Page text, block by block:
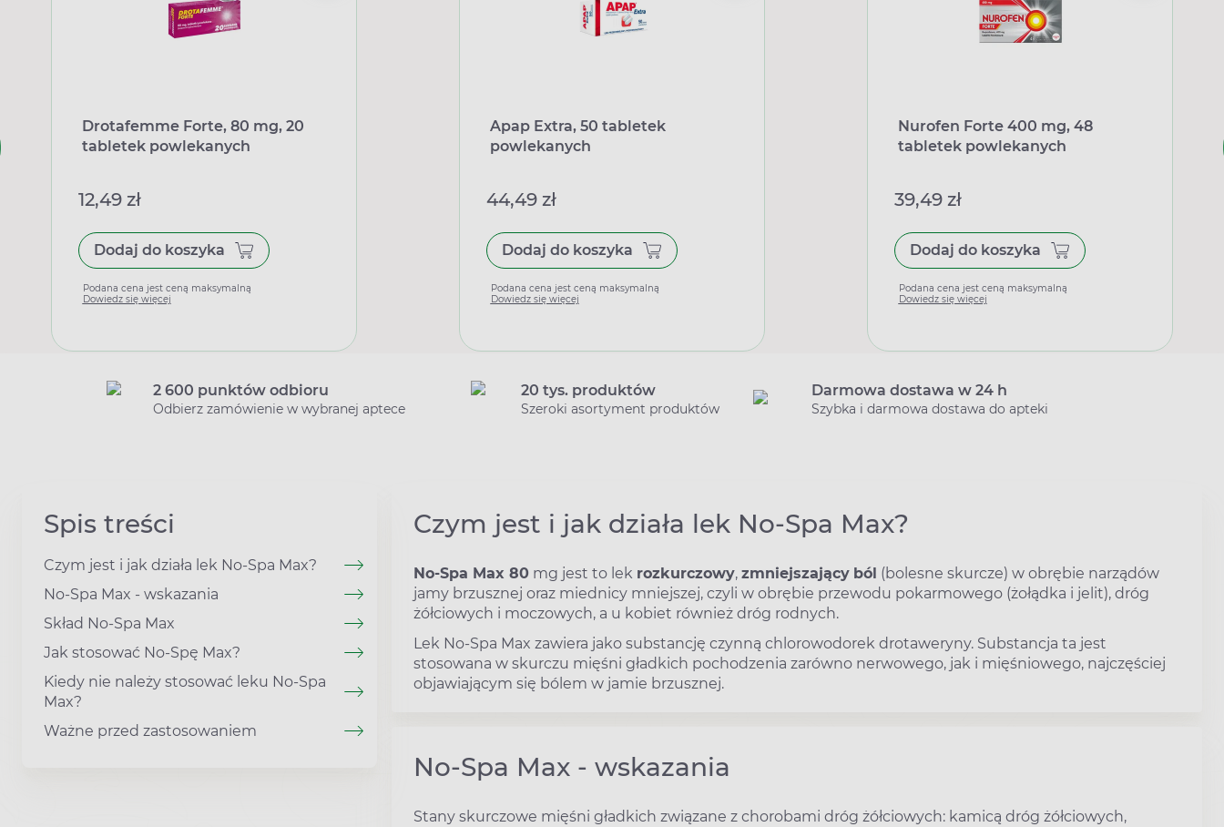
Drotafemme Forte, 80 mg, 20
tabletek powlekanych
12,49 zł
Dodaj do koszyka
Podana cena jest ceną maksymalną
Dowiedz się więcej
Apap Extra, 50 tabletek
powlekanych
44,49 zł
Dodaj do koszyka
Podana cena jest ceną maksymalną
Dowiedz się więcej
Nurofen Forte 400 mg, 48
tabletek powlekanych
39,49 zł
Dodaj do koszyka
Podana cena jest ceną maksymalną
Dowiedz się więcej
2 600 punktów odbioru
Odbierz zamówienie w wybranej aptece
20 tys. produktów
Szeroki asortyment produktów
Darmowa dostawa w 24 h
Szybka i darmowa dostawa do apteki
Spis treści
Czym jest i jak działa lek No-Spa Max?
No-Spa Max - wskazania
Skład No-Spa Max
Jak stosować No-Spę Max?
Kiedy nie należy stosować leku No-Spa
Max?
Ważne przed zastosowaniem
Czym jest i jak działa lek No-Spa Max?
No-Spa Max 80 mg jest to lek rozkurczowy, zmniejszający ból (bolesne skurcze) w obrębie narządów
jamy brzusznej oraz miednicy mniejszej, czyli w obrębie przewodu pokarmowego (żołądka i jelit), dróg
żółciowych i moczowych, a u kobiet również dróg rodnych.
Lek No-Spa Max zawiera jako substancję czynną chlorowodorek drotaweryny. Substancja ta jest
stosowana w skurczu mięśni gładkich pochodzenia zarówno nerwowego, jak i mięśniowego, najczęściej
objawiającym się bólem w jamie brzusznej.
No-Spa Max - wskazania
Stany skurczowe mięśni gładkich związane z chorobami dróg żółciowych: kamicą dróg żółciowych,